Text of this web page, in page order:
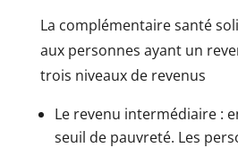
La complémentaire santé
aux personnes ayant un
trois niveaux de revenus
Le revenu intermédiaire :
seuil de pauvreté. Les